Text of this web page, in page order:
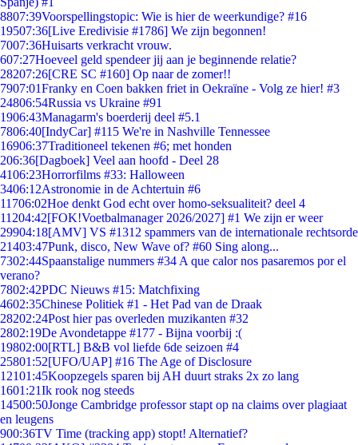
8807:39Voorspellingstopic: Wie is hier de weerkundige? #16
19507:36[Live Eredivisie #1786] We zijn begonnen!
7007:36Huisarts verkracht vrouw.
607:27Hoeveel geld spendeer jij aan je beginnende relatie?
28207:26[CRE SC #160] Op naar de zomer!!
7907:01Franky en Coen bakken friet in Oekraïne - Volg ze hier! #3
24806:54Russia vs Ukraine #91
1906:43Managarm's boerderij deel #5.1
7806:40[IndyCar] #115 We're in Nashville Tennessee
16906:37Traditioneel tekenen #6; met honden
206:36[Dagboek] Veel aan hoofd - Deel 28
4106:23Horrorfilms #33: Halloween
3406:12Astronomie in de Achtertuin #6
11706:02Hoe denkt God echt over homo-seksualiteit? deel 4
11204:42[FOK!Voetbalmanager 2026/2027] #1 We zijn er weer
29904:18[AMV] VS #1312 spammers van de internationale rechtsorde
21403:47Punk, disco, New Wave of? #60 Sing along...
7302:44Spaanstalige nummers #34 A que calor nos pasaremos por el
verano?
7802:42PDC Nieuws #15: Matchfixing
4602:35Chinese Politiek #1 - Het Pad van de Draak
28202:24Post hier pas overleden muzikanten #32
2802:19De Avondetappe #177 - Bijna voorbij :(
19802:00[RTL] B&B vol liefde 6de seizoen #4
25801:52[UFO/UAP] #16 The Age of Disclosure
12101:45Koopzegels sparen bij AH duurt straks 2x zo lang
1601:21Ik rook nog steeds
14500:50Jonge Cambridge professor stapt op na claims over plagiaat
en leugens
900:36TV Time (tracking app) stopt! Alternatief?